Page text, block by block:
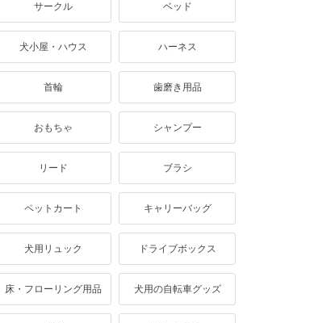
サークル ベッド
犬小屋・ハウス ハーネス
首輪 歯磨き用品
おもちゃ シャンプー
リード ブラシ
ペットカート キャリーバッグ
犬用リュック ドライブボックス
床・フローリング用品 犬用の自転車グッズ